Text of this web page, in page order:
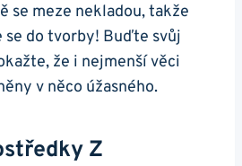
se meze nekladou, takže
se do tvorby! Buďte svůj
že i nejmenší věci
v něco ‍úžasného.
Z